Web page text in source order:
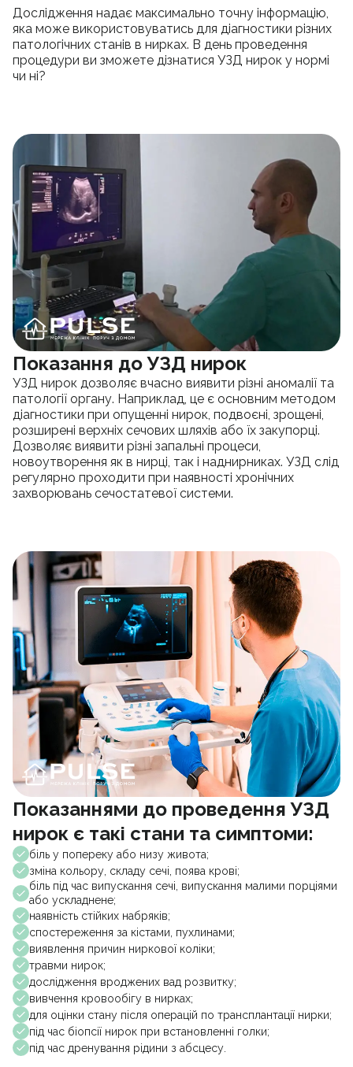
Дослідження надає максимально точну інформацію,
яка може використовуватись для діагностики різних
патологічних станів в нирках. В день проведення
процедури ви зможете дізнатися УЗД нирок у нормі
чи ні?
Показання до УЗД нирок
УЗД нирок дозволяє вчасно виявити різні аномалії та
патології органу. Наприклад, це є основним методом
діагностики при опущенні нирок, подвоєні, зрощені,
розширені верхніх сечових шляхів або їх закупорці.
Дозволяє виявити різні запальні процеси,
новоутворення як в нирці, так і наднирниках. УЗД слід
регулярно проходити при наявності хронічних
захворювань сечостатевої системи.
Показаннями до проведення УЗД
нирок є такі стани та симптоми:
біль у попереку або низу живота;
зміна кольору, складу сечі, поява крові;
біль під час випускання сечі, випускання малими порціями
або ускладнене;
наявність стійких набряків;
спостереження за кістами, пухлинами;
виявлення причин ниркової коліки;
травми нирок;
дослідження вроджених вад розвитку;
вивчення кровообігу в нирках;
для оцінки стану після операцій по трансплантації нирки;
під час біопсії нирок при встановленні голки;
під час дренування рідини з абсцесу.